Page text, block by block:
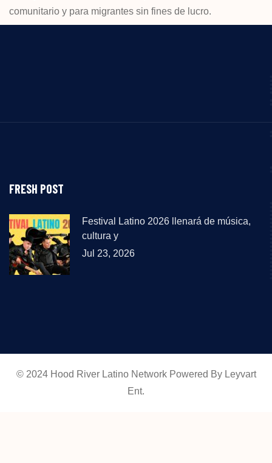
comunitario y para migrantes sin fines de lucro.
FRESH POST
Festival Latino 2026 llenará de música,
cultura y
Jul 23, 2026
© 2024 Hood River Latino Network Powered By Leyvart
Ent.